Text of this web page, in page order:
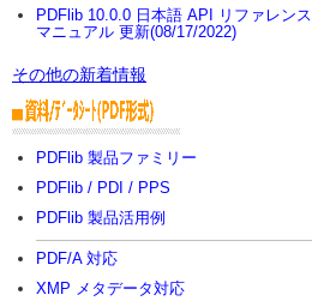
PDFlib 10.0.0 日本語 API リファレンス
マニュアル 更新(08/17/2022)
その他の新着情報
PDFlib 製品ファミリー
PDFlib / PDI / PPS
PDFlib 製品活用例
PDF/A 対応
XMP メタデータ対応